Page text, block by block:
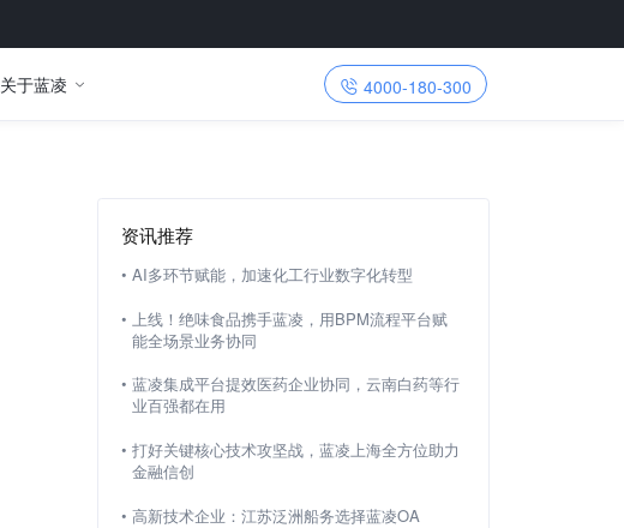
关于蓝凌 4000-180-300
资讯推荐
• AI多环节赋能，加速化工行业数字化转型
• 上线！绝味食品携手蓝凌，用BPM流程平台赋
能全场景业务协同
• 蓝凌集成平台提效医药企业协同，云南白药等行
业百强都在用
• 打好关键核心技术攻坚战，蓝凌上海全方位助力
金融信创
• 高新技术企业：江苏泛洲船务选择蓝凌OA